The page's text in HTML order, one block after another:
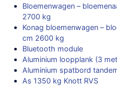
Bloemenwagen –
2700 kg
Konag bloemenwagen –
cm 2600 kg
Bluetooth module
Aluminium loopplank (3
Aluminium spatbord
As 1350 kg Knott RVS